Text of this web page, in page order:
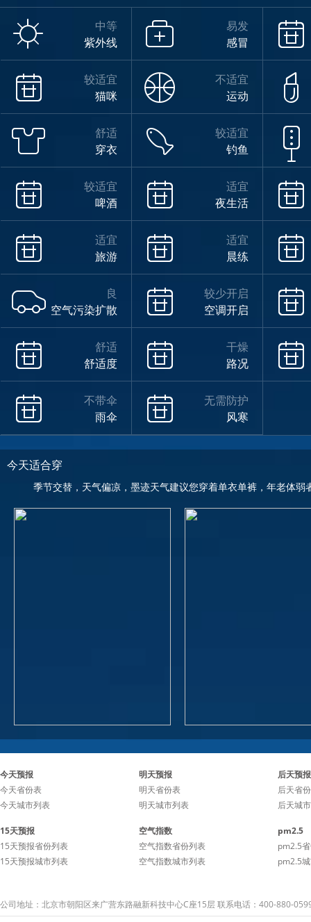
中等
紫外线
易发
感冒
较适宜
猫咪
不适宜
运动
舒适
穿衣
较适宜
钓鱼
较适宜
啤酒
适宜
夜生活
适宜
旅游
适宜
晨练
良
空气污染扩散
较少开启
空调开启
舒适
舒适度
干燥
路况
不带伞
雨伞
无需防护
风寒
今天适合穿
季节交替，天气偏凉，墨迹天气建议您穿着单衣单裤，年老体
今天预报
今天省份表
今天城市列表
明天预报
明天省份表
明天城市列表
后天预报
后天省
后天城
15天预报
15天预报省份列表
15天预报城市列表
空气指数
空气指数省份列表
空气指数城市列表
pm2.5
pm2.5
pm2.5
公司地址：北京市朝阳区来广营东路融新科技中心C座15层 联系电话：400-880-